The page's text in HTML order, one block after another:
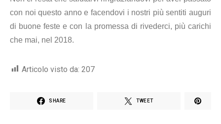
con noi questo anno e facendovi i nostri più sentiti auguri
di buone feste e con la promessa di rivederci, più carichi
che mai, nel 2018.
Articolo visto da: 207
SHARE TWEET